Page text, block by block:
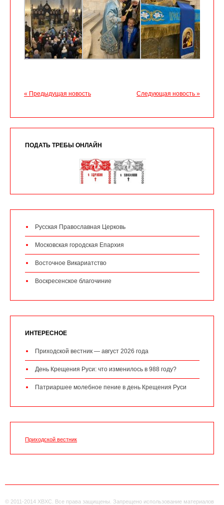
« Предыдущая новость Следующая новость »
ПОДАТЬ ТРЕБЫ ОНЛАЙН
Русская Православная Церковь
Московская городская Епархия
Восточное Викариатство
Воскресенское благочиние
ИНТЕРЕСНОЕ
Приходской вестник — август 2026 года
День Крещения Руси: что изменилось в 988 году?
Патриаршее молебное пение в день Крещения Руси
Приходской вестник
© 2011-2014 ХВХС. Все права защищены. Запрещено использование материалов